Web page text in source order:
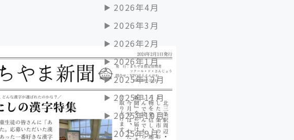
2026年4月
2026年3月
2026年2月
2026年1月
2025年12月
2025年11月
2025年10月
2025年9月